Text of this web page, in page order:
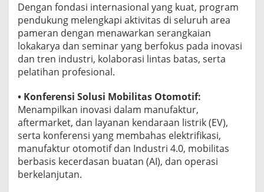
Dengan fondasi internasional yang kuat, program
pendukung melengkapi aktivitas di seluruh area
pameran dengan menawarkan serangkaian
lokakarya dan seminar yang berfokus pada inovasi
dan tren industri, kolaborasi lintas batas, serta
pelatihan profesional.
• Konferensi Solusi Mobilitas Otomotif:
Menampilkan inovasi dalam manufaktur,
aftermarket, dan layanan kendaraan listrik (EV),
serta konferensi yang membahas elektrifikasi,
manufaktur otomotif dan Industri 4.0, mobilitas
berbasis kecerdasan buatan (AI), dan operasi
berkelanjutan.